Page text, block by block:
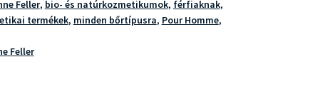
Feller, bio- és natúrkozmetikumok, férfiaknak,
termékek, minden bőrtípusra, Pour Homme,
Feller